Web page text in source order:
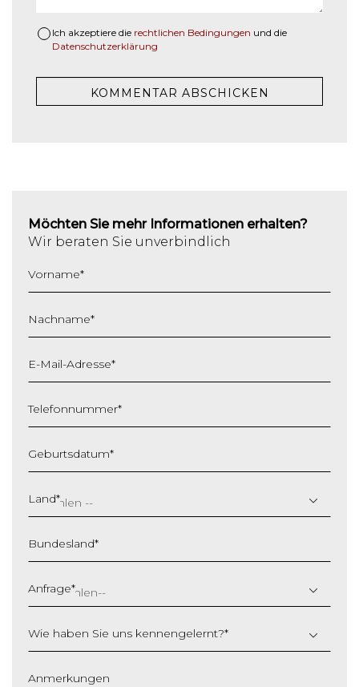
Ich akzeptiere die rechtlichen Bedingungen und die
Datenschutzerklärung
Möchten Sie mehr Informationen erhalten?
Wir beraten Sie unverbindlich
Vorname*
Nachname*
E-Mail-Adresse*
Telefonnummer*
Geburtsdatum*
T
S
h
ä
g
t
r
i
Land*
Bundesland*
Anfrage*
Wie haben Sie uns kennengelernt?*
Anmerkungen